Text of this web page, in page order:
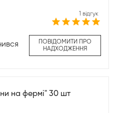
1 відгук
ПОВІДОМИТИ ПРО
НАДХОДЖЕННЯ
на фермі" 30 шт